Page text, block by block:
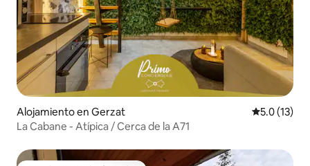
Alojamiento en Gerzat Calificación
5.0 (13)
La Cabane - Atípica / Cerca de la A71